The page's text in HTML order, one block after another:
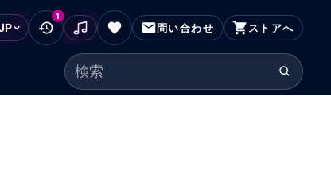
フッターにスキップ
1
問い合わせ ストアへ
検索ワード